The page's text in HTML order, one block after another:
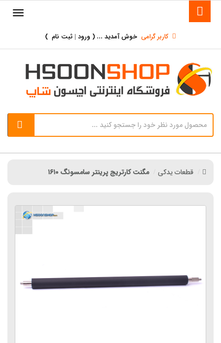
کاربر گرامی خوش آمدید ... ( ورود | ثبت نام )
قطعات یدکی مگنت کارتریج پرینتر سامسونگ ۱۶۱۰